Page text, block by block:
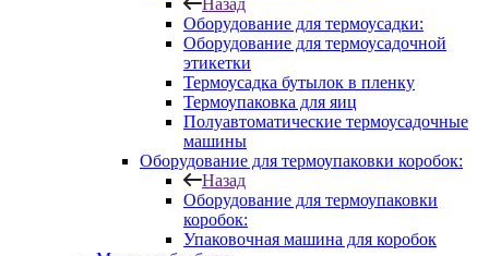
Назад
Оборудование для термоусадки:
Оборудование для термоусадочной
этикетки
Термоусадка бутылок в пленку
Термоупаковка для яиц
Полуавтоматические термоусадочные
машины
Оборудование для термоупаковки коробок:
Назад
Оборудование для термоупаковки
коробок:
Упаковочная машина для коробок